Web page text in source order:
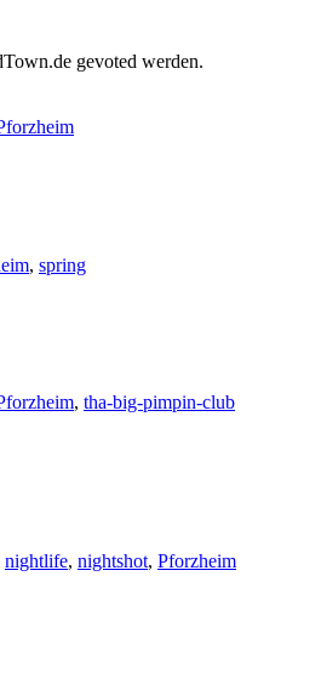
gevoted werden.
, spring
, tha-big-pimpin-club
nightlife, nightshot, Pforzheim